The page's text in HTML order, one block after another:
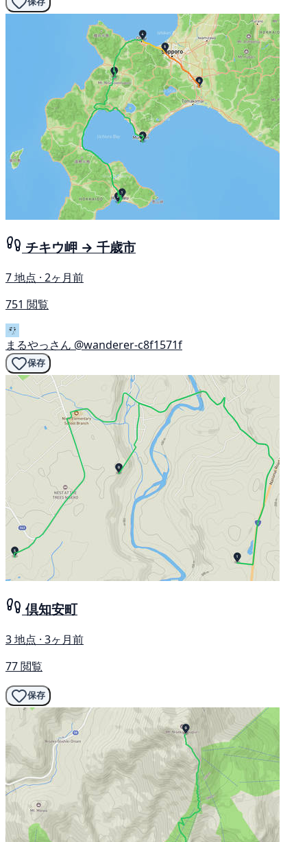
チキウ岬 → 千歳市
7 地点 · 2ヶ月前
751 閲覧
まるやっさん @wanderer-c8f1571f
保存
倶知安町
3 地点 · 3ヶ月前
77 閲覧
保存